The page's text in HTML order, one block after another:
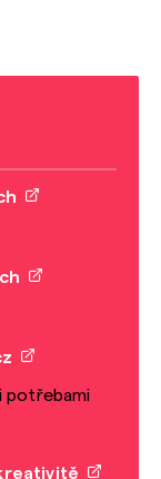
potřebami
kreativitě